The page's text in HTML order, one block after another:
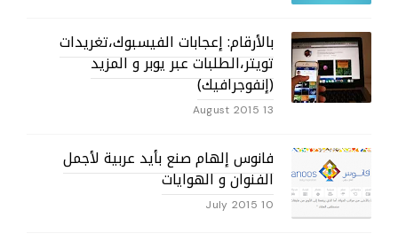
بالأرقام: إعجابات الفيسبوك،تغريدات
تويتر،الطلبات عبر يوبر و المزيد
(إنفوجرافيك)
13 August 2015
فانوس إلهام صنع بأيد عربية لأجمل
الفنوان و الهوايات
10 July 2015